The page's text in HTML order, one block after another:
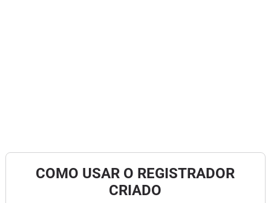
COMO USAR O REGISTRADOR
CRIADO